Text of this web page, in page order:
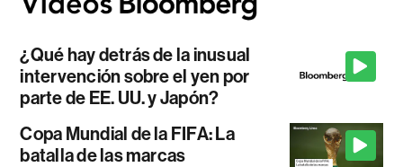
¿Qué hay detrás de la inusual
intervención sobre el yen por
parte de EE. UU. y Japón?
Copa Mundial de la FIFA: La
batalla de las marcas